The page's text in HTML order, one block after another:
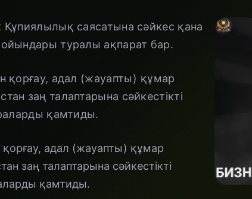
Құпиялылық саясатына сәйкес қана
туралы ақпарат бар.
қорғау, адал (жауапты) құмар
заң талаптарына сәйкестікті
қамтиды.
қорғау, адал (жауапты) құмар
заң талаптарына сәйкестікті
қамтиды.